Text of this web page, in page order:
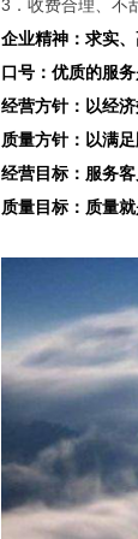
3．收费合理、
企业精神：求实
口号：优质的服
经营方针：以经
质量方针：以满
经营目标：服务客
质量目标：质量